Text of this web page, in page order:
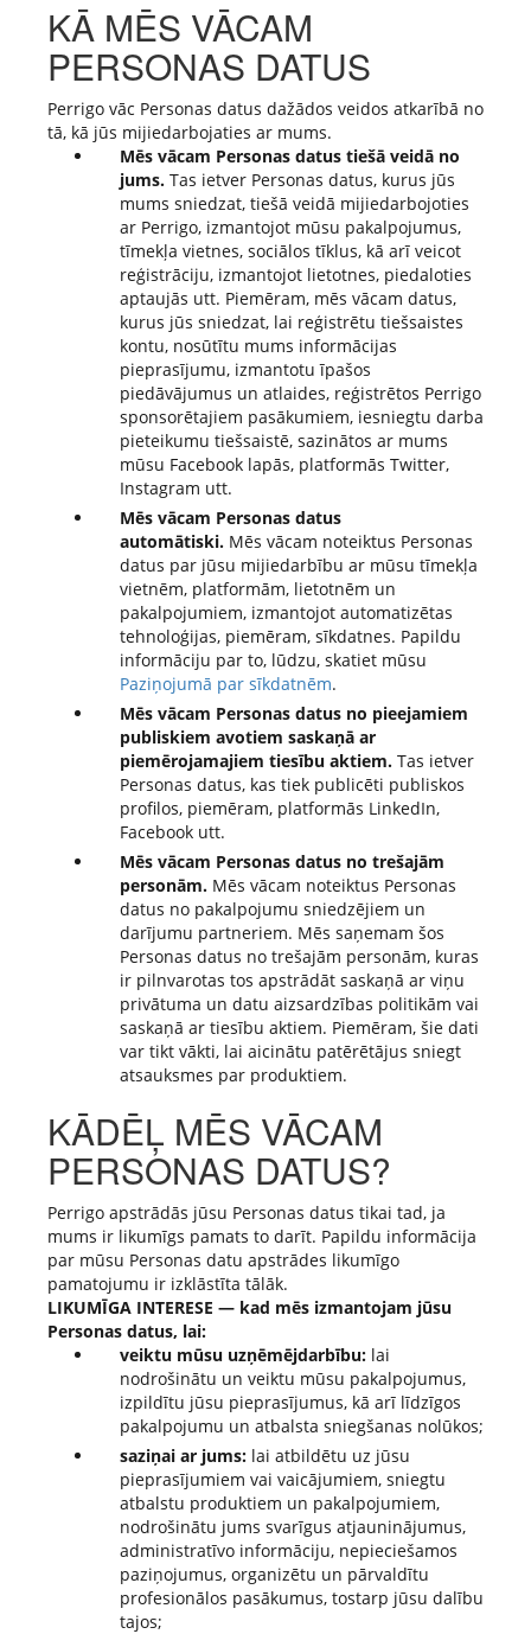
KĀ MĒS VĀCAM
PERSONAS DATUS
Perrigo vāc Personas datus dažādos veidos atkarībā no
tā, kā jūs mijiedarbojaties ar mums.
Mēs vācam Personas datus tiešā veidā no
jums. Tas ietver Personas datus, kurus jūs
mums sniedzat, tiešā veidā mijiedarbojoties
ar Perrigo, izmantojot mūsu pakalpojumus,
tīmekļa vietnes, sociālos tīklus, kā arī veicot
reģistrāciju, izmantojot lietotnes, piedaloties
aptaujās utt. Piemēram, mēs vācam datus,
kurus jūs sniedzat, lai reģistrētu tiešsaistes
kontu, nosūtītu mums informācijas
pieprasījumu, izmantotu īpašos
piedāvājumus un atlaides, reģistrētos Perrigo
sponsorētajiem pasākumiem, iesniegtu darba
pieteikumu tiešsaistē, sazinātos ar mums
mūsu Facebook lapās, platformās Twitter,
Instagram utt.
Mēs vācam Personas datus
automātiski. Mēs vācam noteiktus Personas
datus par jūsu mijiedarbību ar mūsu tīmekļa
vietnēm, platformām, lietotnēm un
pakalpojumiem, izmantojot automatizētas
tehnoloģijas, piemēram, sīkdatnes. Papildu
informāciju par to, lūdzu, skatiet mūsu
Paziņojumā par sīkdatnēm.
Mēs vācam Personas datus no pieejamiem
publiskiem avotiem saskaņā ar
piemērojamajiem tiesību aktiem. Tas ietver
Personas datus, kas tiek publicēti publiskos
profilos, piemēram, platformās LinkedIn,
Facebook utt.
Mēs vācam Personas datus no trešajām
personām. Mēs vācam noteiktus Personas
datus no pakalpojumu sniedzējiem un
darījumu partneriem. Mēs saņemam šos
Personas datus no trešajām personām, kuras
ir pilnvarotas tos apstrādāt saskaņā ar viņu
privātuma un datu aizsardzības politikām vai
saskaņā ar tiesību aktiem. Piemēram, šie dati
var tikt vākti, lai aicinātu patērētājus sniegt
atsauksmes par produktiem.
KĀDĒĻ MĒS VĀCAM
PERSONAS DATUS?
Perrigo apstrādās jūsu Personas datus tikai tad, ja
mums ir likumīgs pamats to darīt. Papildu informācija
par mūsu Personas datu apstrādes likumīgo
pamatojumu ir izklāstīta tālāk.
LIKUMĪGA INTERESE — kad mēs izmantojam jūsu
Personas datus, lai:
veiktu mūsu uzņēmējdarbību: lai
nodrošinātu un veiktu mūsu pakalpojumus,
izpildītu jūsu pieprasījumus, kā arī līdzīgos
pakalpojumu un atbalsta sniegšanas nolūkos;
saziņai ar jums: lai atbildētu uz jūsu
pieprasījumiem vai vaicājumiem, sniegtu
atbalstu produktiem un pakalpojumiem,
nodrošinātu jums svarīgus atjauninājumus,
administratīvo informāciju, nepieciešamos
paziņojumus, organizētu un pārvaldītu
profesionālos pasākumus, tostarp jūsu dalību
tajos;